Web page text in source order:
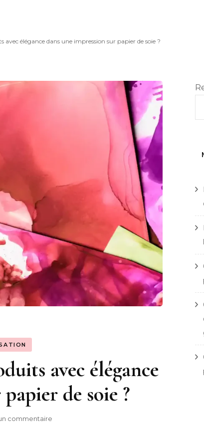
élégance dans une impression sur papier de soie ?
avec élégance
de soie ?
commentaire